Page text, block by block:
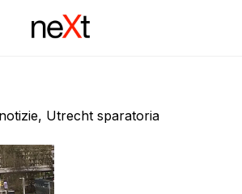
Utrecht sparatoria